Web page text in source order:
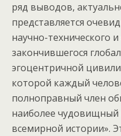
ряд выводов,
представляется
научно-технического
закончившегося
эгоцентричной
которой каждый
полноправный член
наиболее чудовищный
всемирной истории».